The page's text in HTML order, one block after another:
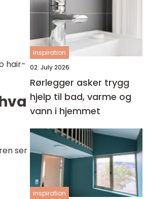
hair-
ser
inspiration
02. July 2026
Rørlegger asker trygg
hjelp til bad, varme og
vann i hjemmet
inspiration